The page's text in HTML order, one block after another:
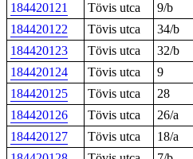
184420121
Tövis utca 9/b
184420122
Tövis utca 34/b
184420123
Tövis utca 32/b
184420124
Tövis utca 9
184420125
Tövis utca 28
184420126
Tövis utca 26/a
184420127
Tövis utca 18/a